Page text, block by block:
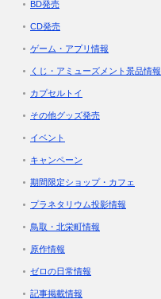
BD発売
CD発売
ゲーム・アプリ情報
くじ・アミューズメント景品情報
カプセルトイ
その他グッズ発売
イベント
キャンペーン
期間限定ショップ・カフェ
プラネタリウム投影情報
鳥取・北栄町情報
原作情報
ゼロの日常情報
記事掲載情報